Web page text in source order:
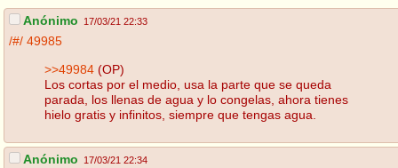
Anónimo 17/03/21 22:33
/#/ 49985
>>49984 (OP)
Los cortas por el medio, usa la parte que se queda
parada, los llenas de agua y lo congelas, ahora tienes
hielo gratis y infinitos, siempre que tengas agua.
Anónimo 17/03/21 22:34